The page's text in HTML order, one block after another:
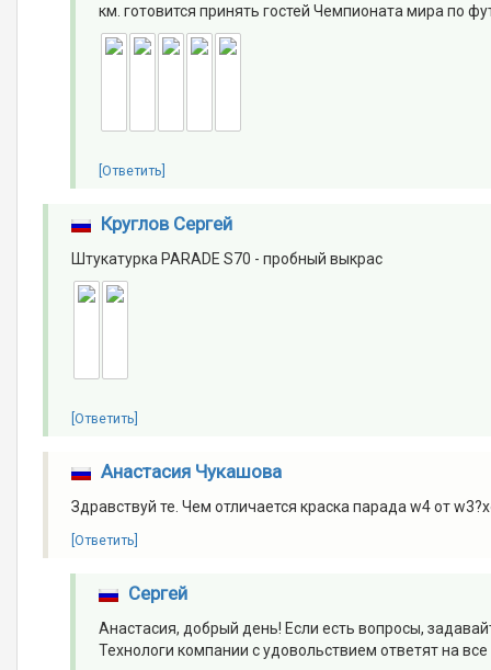
км. готовится принять гостей Чемпионата мира по
[Ответить]
Круглов Сергей
Штукатурка PARADE S70 - пробный выкрас
[Ответить]
Анастасия Чукашова
Здравствуй те. Чем отличается краска парада w4 от
[Ответить]
Сергей
Анастасия, добрый день! Если есть вопросы,
Технологи компании с удовольствием ответят на